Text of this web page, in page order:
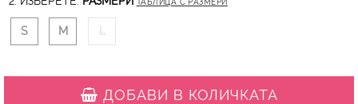
ТАБЛИЦА С РАЗМЕРИ
S M L
ДОБАВИ В КОЛИЧКАТА